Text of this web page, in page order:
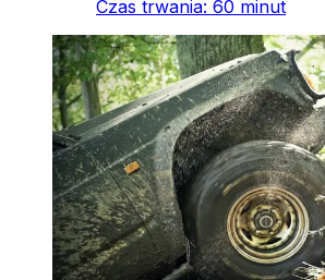
Czas trwania: 60 minut